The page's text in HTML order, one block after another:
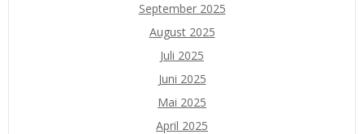
September 2025
August 2025
Juli 2025
Juni 2025
Mai 2025
April 2025